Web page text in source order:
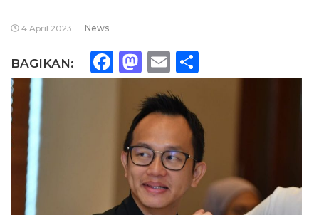
4 April 2023 News
BAGIKAN: Facebook
Mastodon
Email